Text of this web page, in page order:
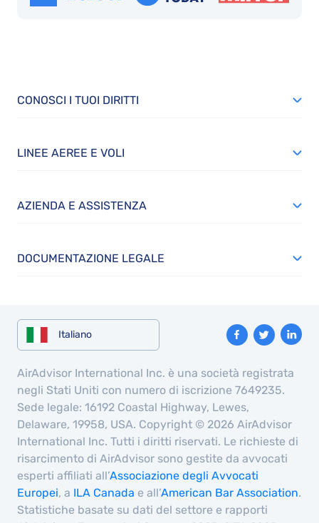
CONOSCI I TUOI DIRITTI
LINEE AEREE E VOLI
AZIENDA E ASSISTENZA
DOCUMENTAZIONE LEGALE
Italiano
AirAdvisor International Inc. è una società registrata
negli Stati Uniti con numero di iscrizione 7649235.
Sede legale: 16192 Coastal Highway, Lewes,
Delaware, 19958, USA. Copyright © 2026 AirAdvisor
International Inc. Tutti i diritti riservati. Le richieste di
risarcimento di AirAdvisor sono gestite da avvocati
esperti affiliati all’Associazione degli Avvocati
Europei, a ILA Canada e all’American Bar Association.
Statistiche basate su dati del settore e rapporti